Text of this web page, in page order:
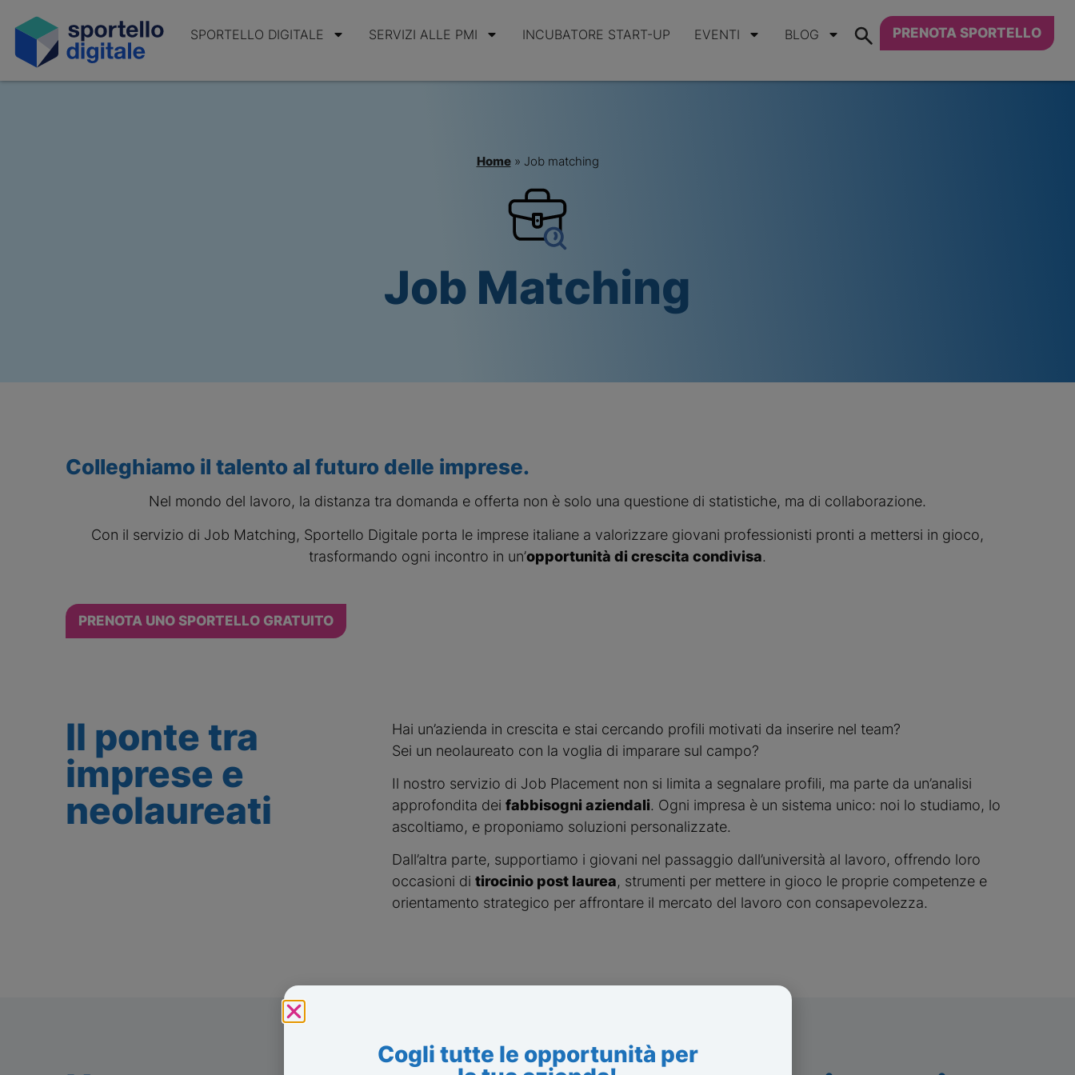
SPORTELLO DIGITALE SERVIZI ALLE PMI INCUBATORE START-UP EVENTI BLOG PRENOTA SPORTELLO
Home» Job matching
Job Matching
Colleghiamo il talento al futuro delle imprese.
Nel mondo del lavoro, la distanza tra domanda e offerta non è solo una questione di statistiche, ma di collaborazione.
Con il servizio di Job Matching, Sportello Digitale porta le imprese italiane a valorizzare giovani professionisti pronti a mettersi in gioco,
trasformando ogni incontro in un’opportunità di crescita condivisa.
PRENOTA UNO SPORTELLO GRATUITO
Il ponte tra
imprese e
neolaureati
Hai un’azienda in crescita e stai cercando profili motivati da inserire nel team?
Sei un neolaureato con la voglia di imparare sul campo?
Il nostro servizio di Job Placement non si limita a segnalare profili, ma parte da un’analisi
approfondita dei fabbisogni aziendali. Ogni impresa è un sistema unico: noi lo studiamo, lo
ascoltiamo, e proponiamo soluzioni personalizzate.
Dall’altra parte, supportiamo i giovani nel passaggio dall’università al lavoro, offrendo loro
occasioni di tirocinio post laurea, strumenti per mettere in gioco le proprie competenze e
orientamento strategico per affrontare il mercato del lavoro con consapevolezza.
Cogli tutte le opportunità per